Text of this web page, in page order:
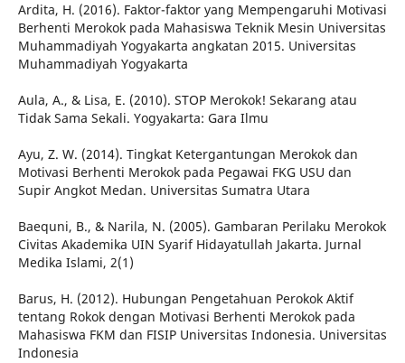
Ardita, H. (2016). Faktor-faktor yang Mempengaruhi Motivasi
Berhenti Merokok pada Mahasiswa Teknik Mesin Universitas
Muhammadiyah Yogyakarta angkatan 2015. Universitas
Muhammadiyah Yogyakarta
Aula, A., & Lisa, E. (2010). STOP Merokok! Sekarang atau
Tidak Sama Sekali. Yogyakarta: Gara Ilmu
Ayu, Z. W. (2014). Tingkat Ketergantungan Merokok dan
Motivasi Berhenti Merokok pada Pegawai FKG USU dan
Supir Angkot Medan. Universitas Sumatra Utara
Baequni, B., & Narila, N. (2005). Gambaran Perilaku Merokok
Civitas Akademika UIN Syarif Hidayatullah Jakarta. Jurnal
Medika Islami, 2(1)
Barus, H. (2012). Hubungan Pengetahuan Perokok Aktif
tentang Rokok dengan Motivasi Berhenti Merokok pada
Mahasiswa FKM dan FISIP Universitas Indonesia. Universitas
Indonesia